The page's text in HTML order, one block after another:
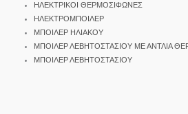
ΗΛΕΚΤΡΙΚΟΙ ΘΕΡΜΟΣΙΦΩΝΕΣ
ΗΛΕΚΤΡΟΜΠΟΙΛΕΡ
ΜΠΟΙΛΕΡ ΗΛΙΑΚΟΥ
ΜΠΟΙΛΕΡ ΛΕΒΗΤΟΣΤΑΣΙΟΥ ΜΕ ΑΝΤΛΙΑ
ΜΠΟΙΛΕΡ ΛΕΒΗΤΟΣΤΑΣΙΟΥ